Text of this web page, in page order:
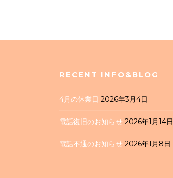
RECENT INFO&BLOG
4月の休業日 2026年3月4日
電話復旧のお知らせ 2026年1月14日
電話不通のお知らせ 2026年1月8日